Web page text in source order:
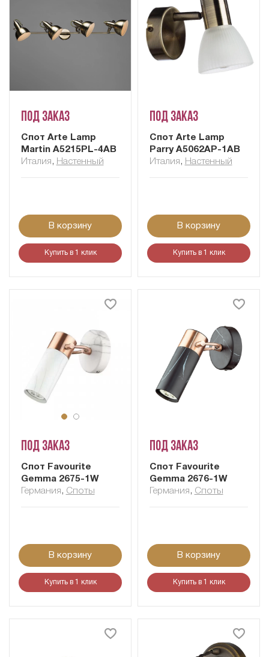
Под заказ
Cпот Arte Lamp
Martin A5215PL-4AB
Италия , Настенный
В корзину
Купить в 1 клик
Под заказ
Cпот Arte Lamp
Parry A5062AP-1AB
Италия , Настенный
В корзину
Купить в 1 клик
Под заказ
Спот Favourite
Gemma 2675-1W
Германия , Споты
В корзину
Купить в 1 клик
Под заказ
Спот Favourite
Gemma 2676-1W
Германия , Споты
В корзину
Купить в 1 клик